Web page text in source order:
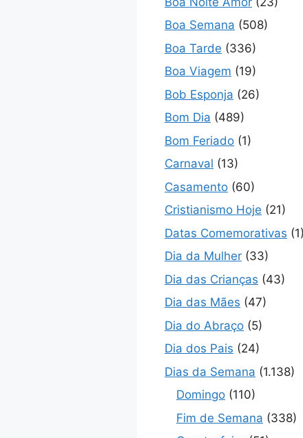
Boa Semana (508)
Boa Tarde (336)
Boa Viagem (19)
Bob Esponja (26)
Bom Dia (489)
Bom Feriado (1)
Carnaval (13)
Casamento (60)
Cristianismo Hoje (21)
Datas Comemorativas (1)
Dia da Mulher (33)
Dia das Crianças (43)
Dia das Mães (47)
Dia do Abraço (5)
Dia dos Pais (24)
Dias da Semana (1.138)
Domingo (110)
Fim de Semana (338)